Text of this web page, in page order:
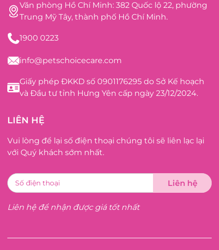
Văn phòng Hồ Chí Minh: 382 Quốc lộ 22, phường
Trung Mỹ Tây, thành phố Hồ Chí Minh.
1900 0223
info@petschoicecare.com
Giấy phép ĐKKD số 0901176295 do Sở Kế hoạch
và Đầu tư tỉnh Hưng Yên cấp ngày 23/12/2024.
LIÊN HỆ
Vui lòng để lại số điện thoại chúng tôi sẽ liên lạc lại
với Quý khách sớm nhất.
Liên hệ để nhận được giá tốt nhất